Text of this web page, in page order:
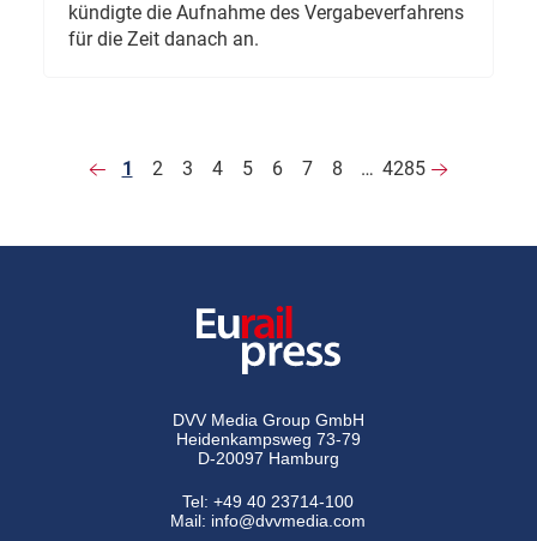
kündigte die Aufnahme des Vergabeverfahrens
für die Zeit danach an.
1 2 3 4 5 6 7 8 … 4285
DVV Media Group GmbH
Heidenkampsweg 73-79
D-20097 Hamburg
Tel:+49 40 23714-100
Mail: info@dvvmedia.com